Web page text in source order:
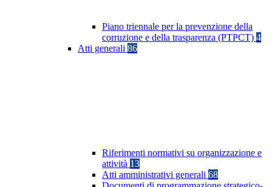
Piano triennale per la prevenzione della
corruzione e della trasparenza (PTPCT) 4
Atti generali 86
Riferimenti normativi su organizzazione e
attività 13
Atti amministrativi generali 68